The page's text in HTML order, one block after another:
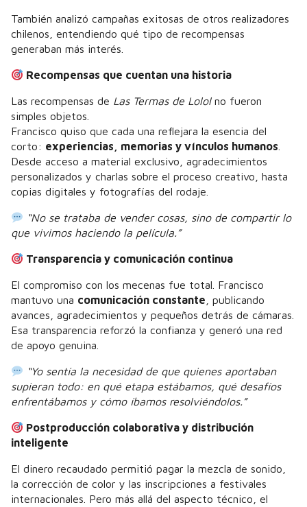
También analizó campañas exitosas de otros realizadores
chilenos, entendiendo qué tipo de recompensas
generaban más interés.
Recompensas que cuentan una historia
Las recompensas de Las Termas de Lololno fueron
simples objetos.
Francisco quiso que cada una reflejara la esencia del
corto: experiencias, memorias y vínculos humanos
Desde acceso a material exclusivo, agradecimientos
personalizados y charlas sobre el proceso creativo, hasta
copias digitales y fotografías del rodaje.
“No se trataba de vender cosas, sino de compartir lo
que vivimos haciendo la película.”
Transparencia y comunicación continua
El compromiso con los mecenas fue total. Francisco
mantuvo una comunicación constante , publicando
avances, agradecimientos y pequeños detrás de cámaras.
Esa transparencia reforzó la confianza y generó una red
de apoyo genuina.
“Yo sentía la necesidad de que quienes aportaban
supieran todo: en qué etapa estábamos, qué desafíos
enfrentábamos y cómo íbamos resolviéndolos.”
Postproducción colaborativa y distribución
inteligente
El dinero recaudado permitió pagar la mezcla de sonido,
la corrección de color y las inscripciones a festivales
internacionales. Pero más allá del aspecto técnico, el